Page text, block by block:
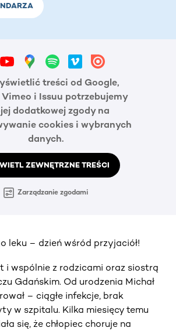
treści od Google,
i Issuu potrzebujemy
dodatkowej zgody na
cookies i wybranych
danych.
ZEWNĘTRZNE TREŚCI
Zarządzanie zgodami
leku – dzień wśród przyjaciół!
i wspólnie z rodzicami oraz siostrą
Gdańskim. Od urodzenia Michał
– ciągłe infekcje, brak
w szpitalu. Kilka miesięcy temu
się, że chłopiec choruje na